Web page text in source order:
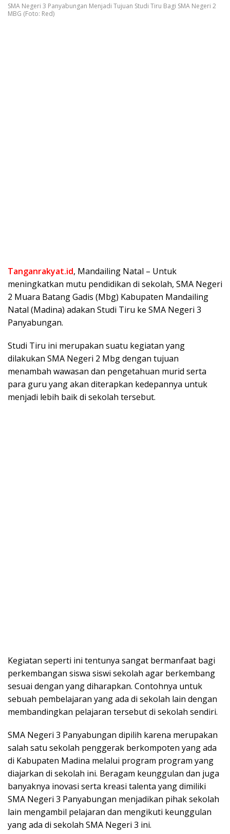
SMA Negeri 3 Panyabungan Menjadi Tujuan Studi Tiru Bagi SMA Negeri 2
MBG (Foto: Red)
Tanganrakyat.id, Mandailing Natal – Untuk
meningkatkan mutu pendidikan di sekolah, SMA Negeri
2 Muara Batang Gadis (Mbg) Kabupaten Mandailing
Natal (Madina) adakan Studi Tiru ke SMA Negeri 3
Panyabungan.
Studi Tiru ini merupakan suatu kegiatan yang
dilakukan SMA Negeri 2 Mbg dengan tujuan
menambah wawasan dan pengetahuan murid serta
para guru yang akan diterapkan kedepannya untuk
menjadi lebih baik di sekolah tersebut.
Kegiatan seperti ini tentunya sangat bermanfaat bagi
perkembangan siswa siswi sekolah agar berkembang
sesuai dengan yang diharapkan. Contohnya untuk
sebuah pembelajaran yang ada di sekolah lain dengan
membandingkan pelajaran tersebut di sekolah sendiri.
SMA Negeri 3 Panyabungan dipilih karena merupakan
salah satu sekolah penggerak berkompoten yang ada
di Kabupaten Madina melalui program program yang
diajarkan di sekolah ini. Beragam keunggulan dan juga
banyaknya inovasi serta kreasi talenta yang dimiliki
SMA Negeri 3 Panyabungan menjadikan pihak sekolah
lain mengambil pelajaran dan mengikuti keunggulan
yang ada di sekolah SMA Negeri 3 ini.